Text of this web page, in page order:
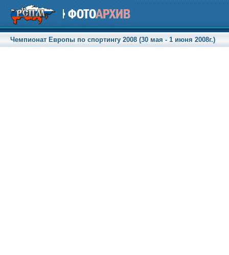
Чемпионат Европы по спортингу 2008 (30 мая - 1 июня 2008г.)